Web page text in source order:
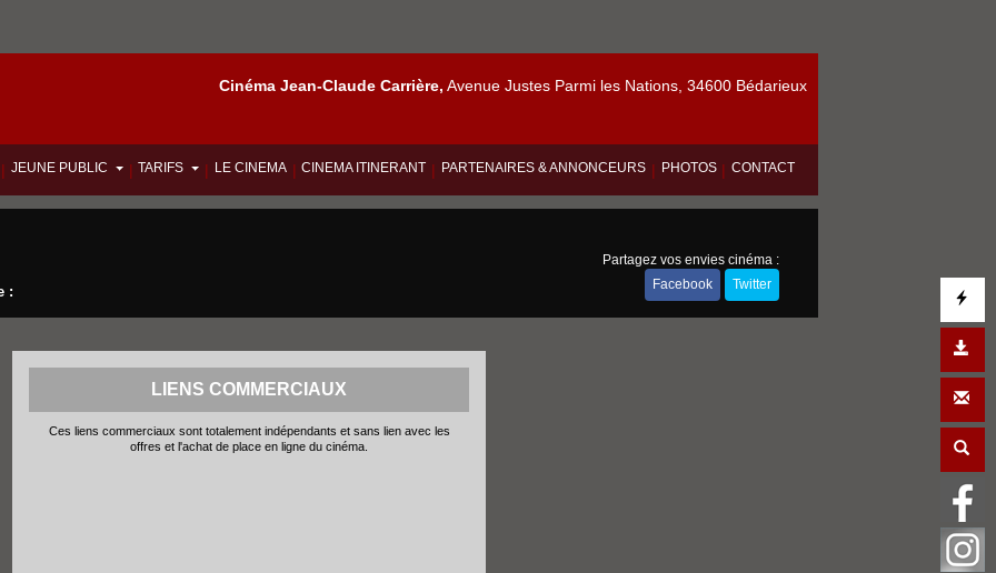
| JEUNE PUBLIC | TARIFS | LE CINEMA | CINEMA ITINERANT | PARTENAIRES & ANNONCEURS | PHOTOS | CONTACT
Cinéma Jean-Claude Carrière, Avenue Justes Parmi les Nations, 34600 Bédarieux
:
Partagez vos envies cinéma :
Facebook
Twitter
LIENS COMMERCIAUX
Ces liens commerciaux sont totalement indépendants et sans lien avec les
offres et l'achat de place en ligne du cinéma.